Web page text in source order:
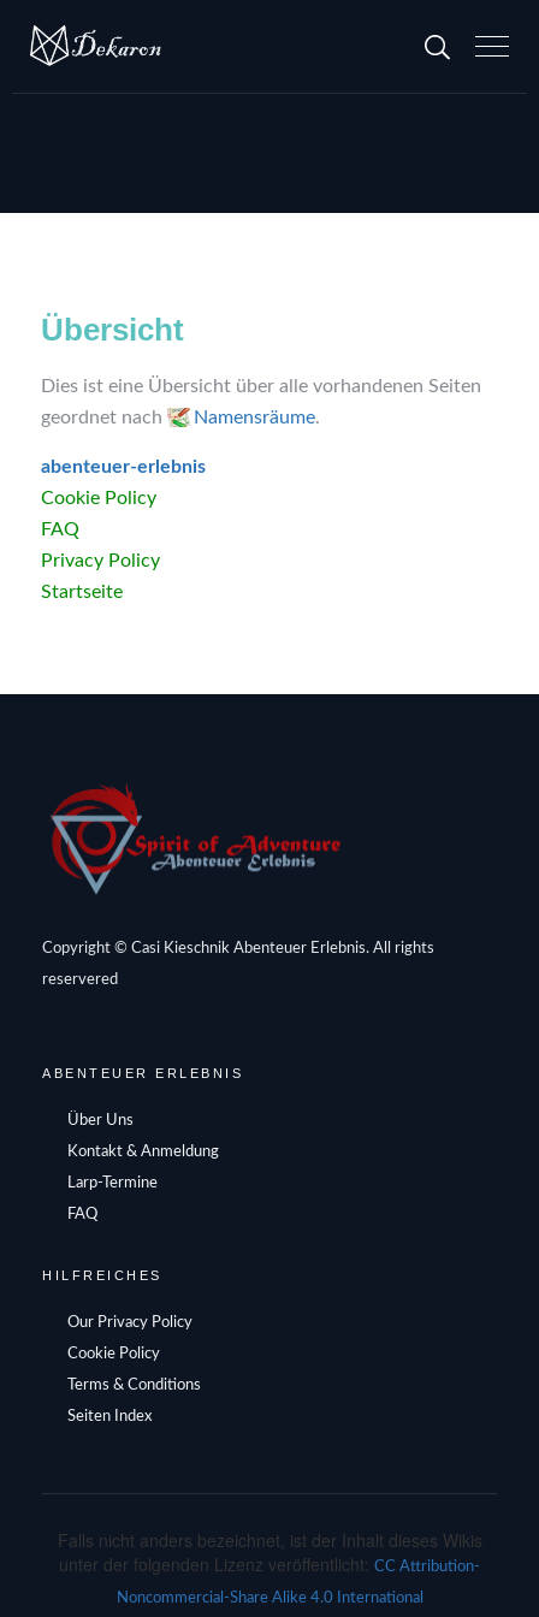
Übersicht
Dies ist eine Übersicht über alle vorhandenen Seiten
geordnet nach
Namensräume.
abenteuer-erlebnis
Cookie Policy
FAQ
Privacy Policy
Startseite
Copyright © Casi Kieschnik Abenteuer Erlebnis. All rights
reservered
ABENTEUER ERLEBNIS
Über Uns
Kontakt & Anmeldung
Larp-Termine
FAQ
HILFREICHES
Our Privacy Policy
Cookie Policy
Terms & Conditions
Seiten Index
Falls nicht anders bezeichnet, ist der Inhalt dieses Wikis
unter der folgenden Lizenz veröffentlicht: CC Attribution-
Noncommercial-Share Alike 4.0 International